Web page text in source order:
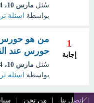
سُئل مارس 10، 2024
بواسطة
اسئلة
1
إجابة
من هو
حورس عند
سُئل مارس 10، 2024
بواسطة
اسئلة
اتصل بنا من نحن